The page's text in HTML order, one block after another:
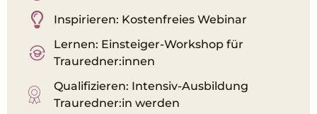
Inspirieren: Kostenfreies Webinar
Lernen: Einsteiger-Workshop für
Trauredner:innen
Qualifizieren: Intensiv-Ausbildung
Trauredner:in werden